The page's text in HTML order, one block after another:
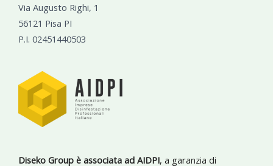
Via Augusto Righi, 1
56121 Pisa PI
P.I. 02451440503
Diseko Group è associata ad AIDPI, a garanzia di